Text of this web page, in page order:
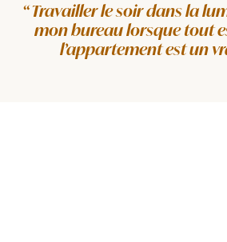
Travailler le soir dans la
mon bureau lorsque tout
l’appartement est un